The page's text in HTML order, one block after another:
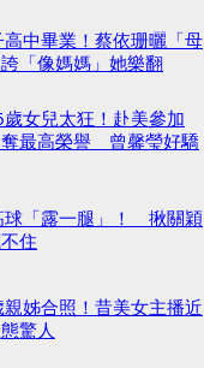
中畢業！蔡依珊曬「母
「像媽媽」她樂翻
女兒太狂！赴美參加
奪最高榮譽 曾馨瑩好驕
球「露一腿」！ 揪關穎
住
姊合照！昔美女主播近
驚人